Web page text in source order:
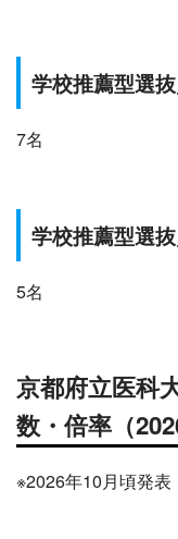
学校推薦型選抜
7名
学校推薦型選抜
5名
京都府立医科
数・倍率（
※2026年10月頃発表